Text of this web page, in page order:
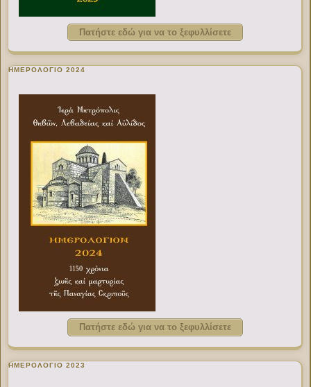
Πατήστε εδώ για να το ξεφυλλίσετε
ΗΜΕΡΟΛΟΓΙΟ 2024
Πατήστε εδώ για να το ξεφυλλίσετε
ΗΜΕΡΟΛΟΓΙΟ 2023